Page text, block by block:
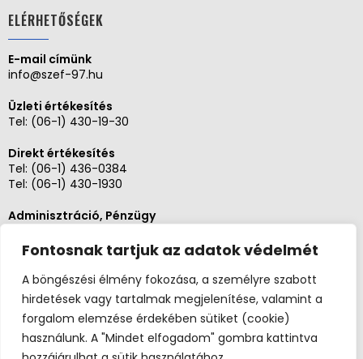
Fontosnak tartjuk az adatok védelmét
A böngészési élmény fokozása, a személyre szabott
hirdetések vagy tartalmak megjelenítése, valamint a
forgalom elemzése érdekében sütiket (cookie)
használunk. A "Mindet elfogadom" gombra kattintva
ELÉRHETŐSÉGEK
E-mail címünk
info@szef-97.hu
Üzleti értékesítés
Tel: (06-1) 430-19-30
Direkt értékesítés
Tel: (06-1) 436-0384
Tel: (06-1) 430-1930
Adminisztráció, Pénzügy
Szerviz és karbantartás
Tel: (06-20)3268654
Tel: (06-1) 436-0384